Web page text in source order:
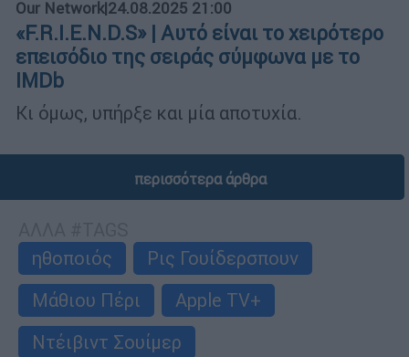
Our Network|24.08.2025 21:00
«F.R.I.E.N.D.S» | Αυτό είναι το χειρότερο
επεισόδιο της σειράς σύμφωνα με το
IMDb
Κι όμως, υπήρξε και μία αποτυχία.
περισσότερα άρθρα
ηθοποιός
Ρις Γουίδερσπουν
Μάθιου Πέρι
Apple TV+
Ντέιβιντ Σουίμερ